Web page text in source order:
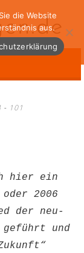
101
hier ein
2006
der neu-
geführt und
die Website
aus.